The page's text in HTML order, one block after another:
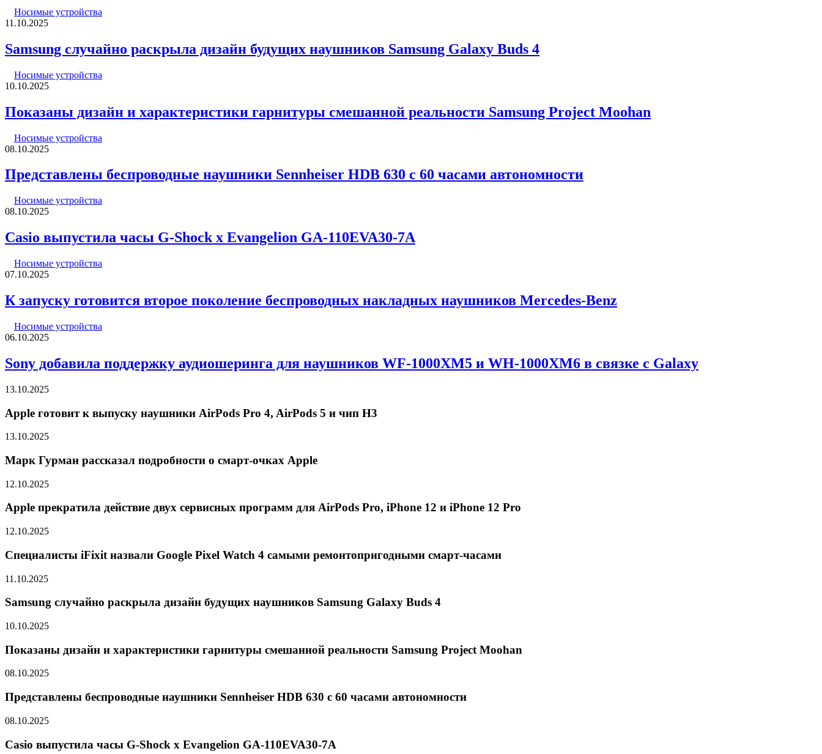
Носимые устройства
11.10.2025
Samsung случайно раскрыла дизайн будущих наушников Samsung Galaxy Buds 4
Носимые устройства
10.10.2025
Показаны дизайн и характеристики гарнитуры смешанной реальности Samsung Project Moohan
Носимые устройства
08.10.2025
Представлены беспроводные наушники Sennheiser HDB 630 с 60 часами автономности
Носимые устройства
08.10.2025
Casio выпустила часы G-Shock x Evangelion GA-110EVA30-7A
Носимые устройства
07.10.2025
К запуску готовится второе поколение беспроводных накладных наушников Mercedes-Benz
Носимые устройства
06.10.2025
Sony добавила поддержку аудиошеринга для наушников WF-1000XM5 и WH-1000XM6 в связке с Galaxy
13.10.2025
Apple готовит к выпуску наушники AirPods Pro 4, AirPods 5 и чип H3
13.10.2025
Марк Гурман рассказал подробности о смарт-очках Apple
12.10.2025
Apple прекратила действие двух сервисных программ для AirPods Pro, iPhone 12 и iPhone 12 Pro
12.10.2025
Специалисты iFixit назвали Google Pixel Watch 4 самыми ремонтопригодными смарт-часами
11.10.2025
Samsung случайно раскрыла дизайн будущих наушников Samsung Galaxy Buds 4
10.10.2025
Показаны дизайн и характеристики гарнитуры смешанной реальности Samsung Project Moohan
08.10.2025
Представлены беспроводные наушники Sennheiser HDB 630 с 60 часами автономности
08.10.2025
Casio выпустила часы G-Shock x Evangelion GA-110EVA30-7A